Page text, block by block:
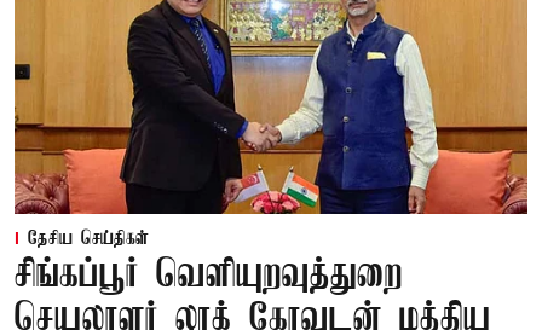
தேசிய செய்திகள்
சிங்கப்பூர் வெளியுறவுத்துறை
செயலாளர் லூக் கோவுடன் மத்திய